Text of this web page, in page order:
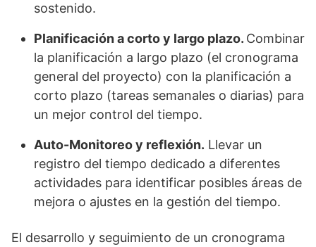
sostenido.
Planificación a corto y largo plazo. Combinar
la planificación a largo plazo (el cronograma
general del proyecto) con la planificación a
corto plazo (tareas semanales o diarias) para
un mejor control del tiempo.
Auto-Monitoreo y reflexión. Llevar un
registro del tiempo dedicado a diferentes
actividades para identificar posibles áreas de
mejora o ajustes en la gestión del tiempo.
El desarrollo y seguimiento de un cronograma